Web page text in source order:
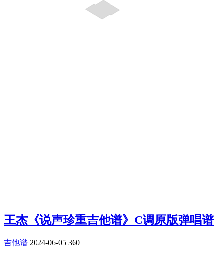
王杰《说声珍重吉他谱》C调原版弹唱谱
吉他谱 2024-06-05 360